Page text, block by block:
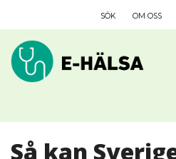
SÖK OM OSS
Så kan